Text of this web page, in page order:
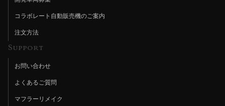
コラボレート自動販売機のご案内
注文方法
Support
お問い合わせ
よくあるご質問
マフラーリメイク